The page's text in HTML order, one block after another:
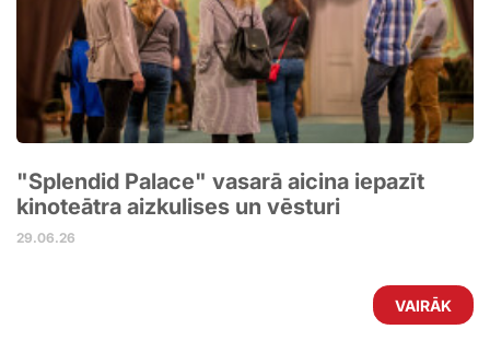
"Splendid Palace" vasarā aicina iepazīt
kinoteātra aizkulises un vēsturi
29.06.26
VAIRĀK